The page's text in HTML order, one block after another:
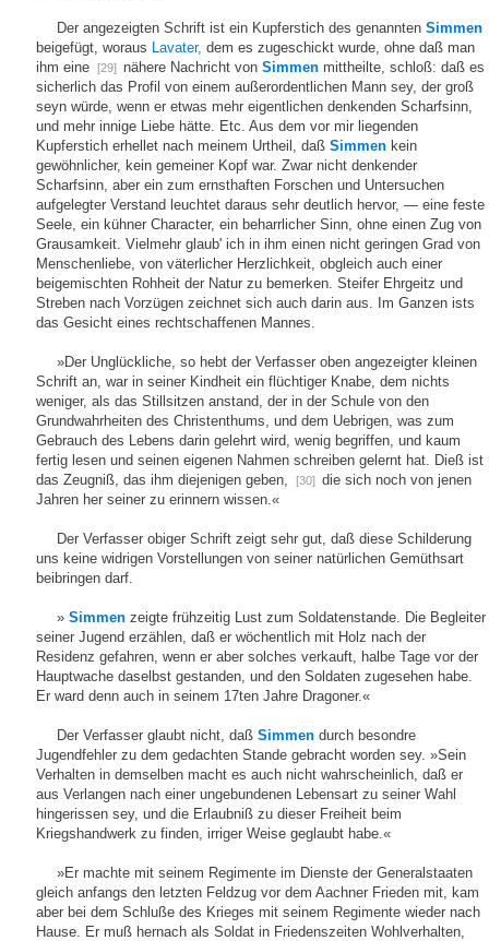
Der angezeigten Schrift ist ein Kupferstich des genanntenSimmen
beigefügt, woraus Lavater, dem es zugeschickt wurde, ohne daß man
ihm eine
[29] nähere Nachricht von Simmen mittheilte, schloß: daß es
sicherlich das Profil von einem außerordentlichen Mann sey, der groß
seyn würde, wenn er etwas mehr eigentlichen denkenden Scharfsinn,
und mehr innige Liebe hätte. Etc. Aus dem vor mir liegenden
Kupferstich erhellet nach meinem Urtheil, daß Simmen kein
gewöhnlicher, kein gemeiner Kopf war. Zwar nicht denkender
Scharfsinn, aber ein zum ernsthaften Forschen und Untersuchen
aufgelegter Verstand leuchtet daraus sehr deutlich hervor, — eine feste
Seele, ein kühner Character, ein beharrlicher Sinn, ohne einen Zug von
Grausamkeit. Vielmehr glaub' ich in ihm einen nicht geringen Grad von
Menschenliebe, von väterlicher Herzlichkeit, obgleich auch einer
beigemischten Rohheit der Natur zu bemerken. Steifer Ehrgeitz und
Streben nach Vorzügen zeichnet sich auch darin aus. Im Ganzen ists
das Gesicht eines rechtschaffenen Mannes.
»Der Unglückliche, so hebt der Verfasser oben angezeigter kleinen
Schrift an, war in seiner Kindheit ein flüchtiger Knabe, dem nichts
weniger, als das Stillsitzen anstand, der in der Schule von den
Grundwahrheiten des Christenthums, und dem Uebrigen, was zum
Gebrauch des Lebens darin gelehrt wird, wenig begriffen, und kaum
fertig lesen und seinen eigenen Nahmen schreiben gelernt hat. Dieß ist
das Zeugniß, das ihm diejenigen geben,
[30] die sich noch von jenen
Jahren her seiner zu erinnern wissen.«
Der Verfasser obiger Schrift zeigt sehr gut, daß diese Schilderung
uns keine widrigen Vorstellungen von seiner natürlichen Gemüthsart
beibringen darf.
» Simmen zeigte frühzeitig Lust zum Soldatenstande. Die Begleiter
seiner Jugend erzählen, daß er wöchentlich mit Holz nach der
Residenz gefahren, wenn er aber solches verkauft, halbe Tage vor der
Hauptwache daselbst gestanden, und den Soldaten zugesehen habe.
Er ward denn auch in seinem 17ten Jahre Dragoner.«
Der Verfasser glaubt nicht, daßSimmen durch besondre
Jugendfehler zu dem gedachten Stande gebracht worden sey. »Sein
Verhalten in demselben macht es auch nicht wahrscheinlich, daß er
aus Verlangen nach einer ungebundenen Lebensart zu seiner Wahl
hingerissen sey, und die Erlaubniß zu dieser Freiheit beim
Kriegshandwerk zu finden, irriger Weise geglaubt habe.«
»Er machte mit seinem Regimente im Dienste der Generalstaaten
gleich anfangs den letzten Feldzug vor dem Aachner Frieden mit, kam
aber bei dem Schluße des Krieges mit seinem Regimente wieder nach
Hause. Er muß hernach als Soldat in Friedenszeiten Wohlverhalten,